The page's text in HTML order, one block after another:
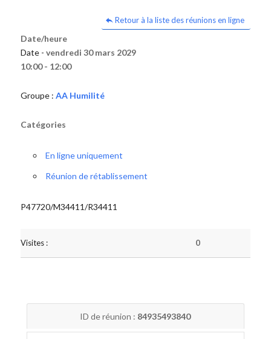
Retour à la liste des réunions en ligne
Date/heure
Date - vendredi 30 mars 2029
10:00 - 12:00
Groupe : AA Humilité
Catégories
En ligne uniquement
Réunion de rétablissement
P47720/M34411/R34411
Visites : 0
ID de réunion : 84935493840